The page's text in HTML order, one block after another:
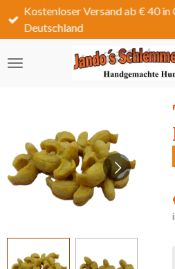
Zum
Hauptinhalt
Kostenloser Versand ab € 40 in
Deutschland